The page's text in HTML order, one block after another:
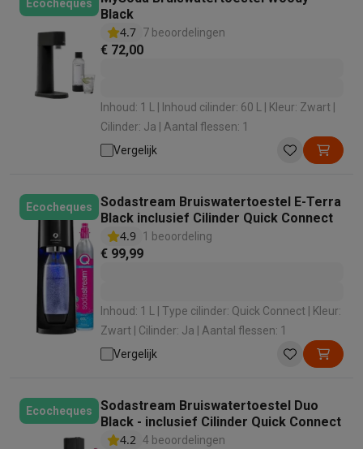
Ecocheques
Black
4.7 7 beoordelingen
€ 72,00
Inhoud: 1 L | Inhoud cilinder: 60 L | Kleur: Zwart |
Cilinder: Ja | Aantal flessen: 1
Vergelijk
Ecocheques
Sodastream Bruiswatertoestel E-Terra
Black inclusief Cilinder Quick Connect
4.9 1 beoordeling
€ 99,99
Inhoud: 1 L | Type cilinder: Quick Connect | Kleur:
Zwart | Cilinder: Ja | Aantal flessen: 1
Vergelijk
Ecocheques
Sodastream Bruiswatertoestel Duo
Black - inclusief Cilinder Quick Connect
4.2 4 beoordelingen